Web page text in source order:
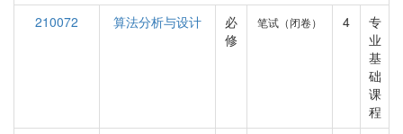
210072 算法分析与设计
必
修
笔试（闭卷） 4
专
业
基
础
课
程